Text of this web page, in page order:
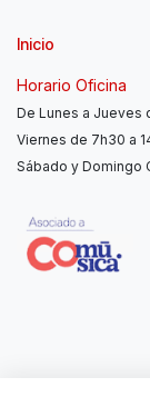
Inicio
Horario Oficina
De Lunes a Jueves
Viernes de 7h30 a
Sábado y Domingo